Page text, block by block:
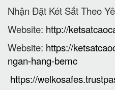
Nhận Đặt Két Sắt Theo
Website: http://
Website: https://
ngan-hang-bemc
https://